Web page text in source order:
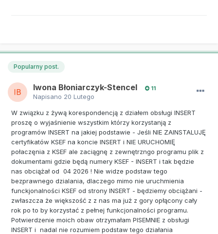
Popularny post.
Iwona Błoniarczyk-Stencel 11
Napisano 20 Lutego
W związku z żywą korespondencją z działem obsługi INSERT
proszę o wyjaśnienie wszystkim którzy korzystanją z
programów INSERT na jakiej podstawie - Jeśli NIE ZAINSTALUJĘ
certyfikatów KSEF na koncie INSERT i NIE URUCHOMIĘ
połaczęnia z KSEF ale zaciągnę z zewnętrzngo programu plik z
dokumentami gdzie będą numery KSEF - INSERT i tak będzie
nas obciążał od 04 2026 ! Nie widze podstaw tego
bezprawnego dzialania, dlaczego mimo nie uruchmienia
funckjonalności KSEF od strony INSERT - będziemy obciążani -
zwłaszcza że większość z z nas ma już z gory opłącony cały
rok po to by korzystać z pełnej funkcjonalności programu.
Potwierdzenie moich obaw otrzymałam PISEMNIE z obsługi
INSERT i nadal nie rozumiem podstaw tego działania